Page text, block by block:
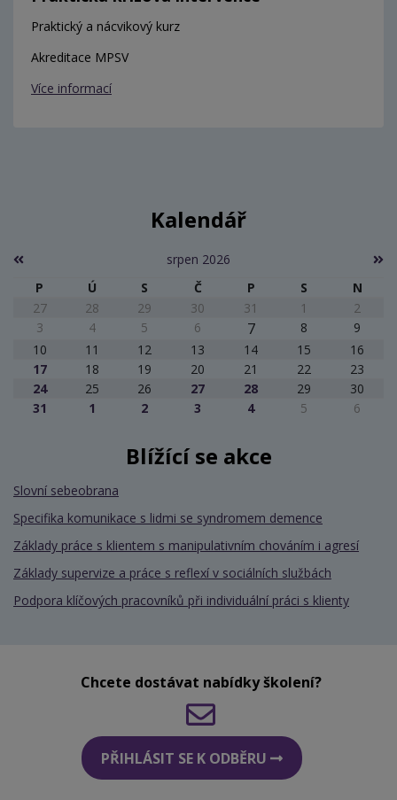
Praktický a nácvikový kurz
Akreditace MPSV
Více informací
Kalendář
srpen 2026
P
Ú S Č P S
N
27
28 29 30 31 1
2
3
4 5 6 7 8
9
10
11 12 13 14 15
16
17
18 19 20 21 22
23
24
25 26 27 28 29
30
31
1 2 3 4 5 6
Blížící se akce
Slovní sebeobrana
Specifika komunikace s lidmi se syndromem demence
Základy práce s klientem s manipulativním chováním i agresí
Základy supervize a práce s reflexí v sociálních službách
Podpora klíčových pracovníků při individuální práci s klienty
Chcete dostávat nabídky školení?
PŘIHLÁSIT SE K ODBĚRU